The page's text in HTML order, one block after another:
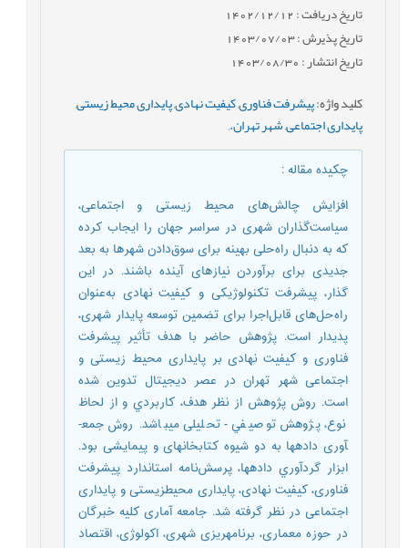
تاریخ دریافت : 1402/12/12
تاریخ پذیرش : 1403/07/03
تاریخ انتشار : 1403/08/30
کلید واژه:پیشرفت فناوری,کیفیت نهادی,پایداری محیط زیستی,
پایداری اجتماعی,شهر تهران.,
چکیده مقاله:
افزایش چالش‌های محیط زیستی و اجتماعی،
سیاست‌گذاران شهری در سراسر جهان را ایجاب کرده
که به دنبال راه‌حلی بهینه برای سوق‌دادن شهرها به بعد
جدیدی برای برآوردن نیازهای آینده باشند. در این
گذار، پیشرفت تکنولوژیکی و کیفیت نهادی به‌عنوان
راه‌حل‌های قابل‌اجرا برای تضمین توسعه پایدار شهری،
پدیدار است. پژوهش حاضر با هدف تأثیر پیشرفت
فناوری و کیفیت نهادی بر پایداری محیط زیستی و
اجتماعی شهر تهران در عصر دیجیتال تدوین شده
است. روش پژوهش از نظر هدف، كاربردي و از لحاظ
نوع، پژوهش توصيفي - تحلیلی می­باشد. روش جمع­
آوری داده­ها به دو شیوه کتابخانه­ای و پیمایشی بود.
ابزار گردآوري داده­ها، پرسش‌نامه استاندارد پیشرفت
فناوری، کیفیت نهادی، پایداری محیط­زیستی و پایداری
اجتماعی در نظر گرفته شد. جامعه آماری کلیه خبرگان
در حوزه معماری، برنامه­ریزی شهری، اکولوژی، اقتصاد